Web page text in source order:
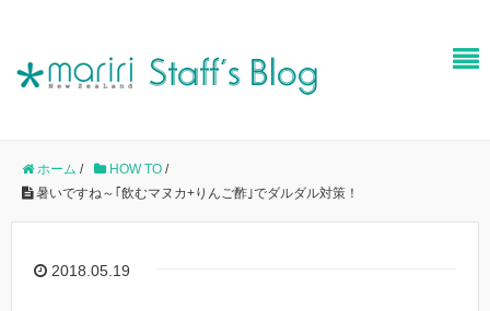
ホーム / HOW TO /
暑いですね～｢飲むマヌカ+りんご酢｣でダルダル対策！
2018.05.19